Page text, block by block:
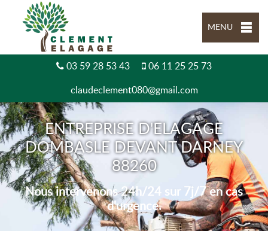
MENU
03 59 28 53 43 06 11 25 25 73
claudeclement080@gmail.com
ENTREPRISE D'ELAGAGE
DOMBASLE DEVANT DARNEY
88260
Nous intervenons 24h/24 sur 7j/7 en cas
d'urgence.